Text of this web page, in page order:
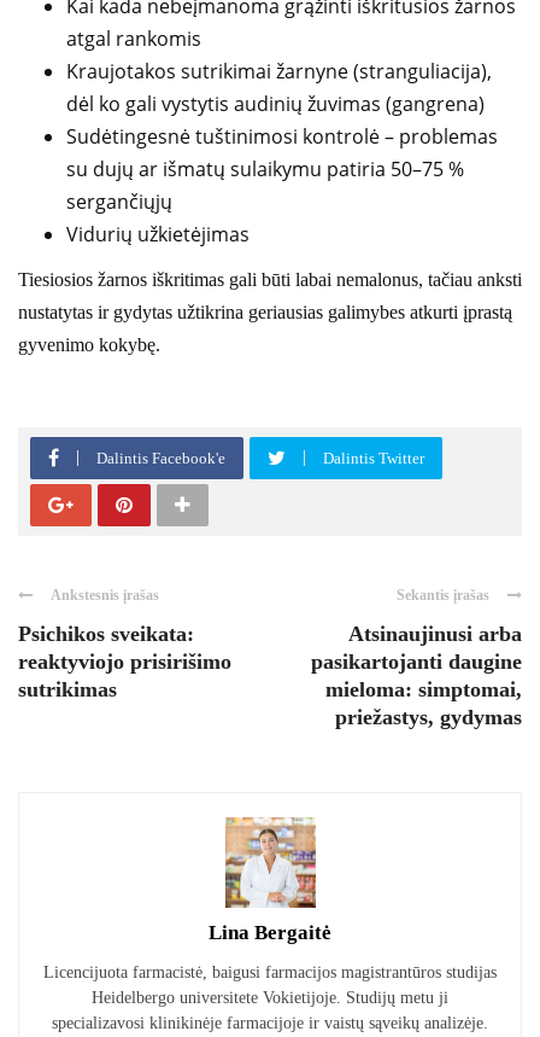
Kai kada nebeįmanoma grąžinti iškritusios žarnos
atgal rankomis
Kraujotakos sutrikimai žarnyne (stranguliacija),
dėl ko gali vystytis audinių žuvimas (gangrena)
Sudėtingesnė tuštinimosi kontrolė – problemas
su dujų ar išmatų sulaikymu patiria 50–75 %
sergančiųjų
Vidurių užkietėjimas
Tiesiosios žarnos iškritimas gali būti labai nemalonus, tačiau anksti
nustatytas ir gydytas užtikrina geriausias galimybes atkurti įprastą
gyvenimo kokybę.
Dalintis Facebook'e Dalintis Twitter
Ankstesnis įrašas
Psichikos sveikata:
reaktyviojo prisirišimo
sutrikimas
Sekantis įrašas
Atsinaujinusi arba
pasikartojanti daugine
mieloma: simptomai,
priežastys, gydymas
Lina Bergaitė
Licencijuota farmacistė, baigusi farmacijos magistrantūros studijas
Heidelbergo universitete Vokietijoje. Studijų metu ji
specializavosi klinikinėje farmacijoje ir vaistų sąveikų analizėje.